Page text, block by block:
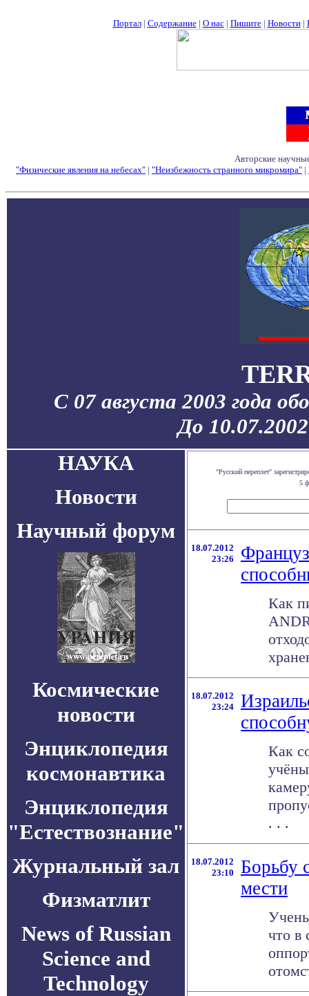
Портал| Содержание| О нас| Пишите| Новости|
Авторские
"Физические явления на небесах" | "Неизбежность странного микромира" |
С 07 августа 2003 года
До
НАУКА
Новости
Научный форум
Космические
новости
Энциклопедия
космонавтика
Энциклопедия
"Естествознание"
Журнальный зал
Физматлит
News of Russian
Science and
Technology
"Русский переплет"
5
18.07.2012
23:26
Как
18.07.2012
23:24
Как
. . .
18.07.2012
23:10
Борьбу
мести
что в